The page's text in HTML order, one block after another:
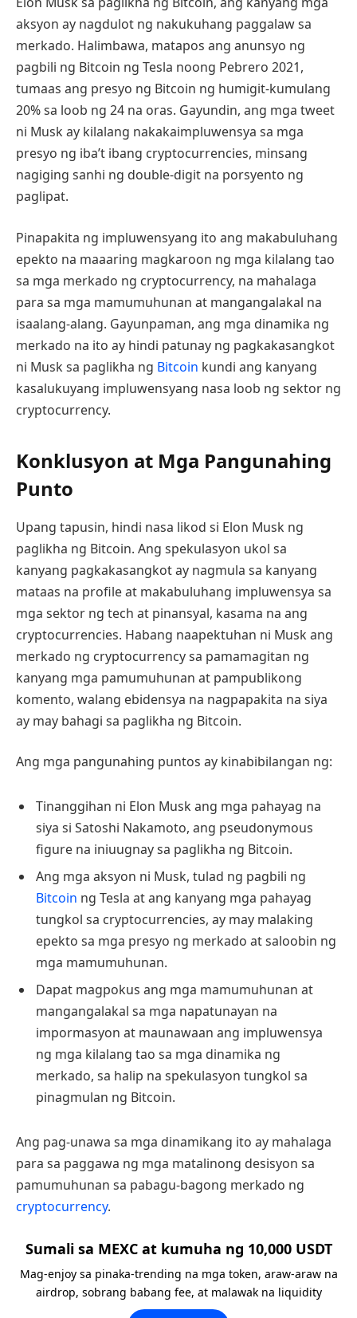
aksyon ay nagdulot ng nakukuhang paggalaw sa
merkado. Halimbawa, matapos ang anunsyo ng
pagbili ng Bitcoin ng Tesla noong Pebrero 2021,
tumaas ang presyo ng Bitcoin ng humigit-kumulang
20% sa loob ng 24 na oras. Gayundin, ang mga tweet
ni Musk ay kilalang nakakaimpluwensya sa mga
presyo ng iba’t ibang cryptocurrencies, minsang
nagiging sanhi ng double-digit na porsyento ng
paglipat.
Pinapakita ng impluwensyang ito ang makabuluhang
epekto na maaaring magkaroon ng mga kilalang tao
sa mga merkado ng cryptocurrency, na mahalaga
para sa mga mamumuhunan at mangangalakal na
isaalang-alang. Gayunpaman, ang mga dinamika ng
merkado na ito ay hindi patunay ng pagkakasangkot
ni Musk sa paglikha ng Bitcoin kundi ang kanyang
kasalukuyang impluwensyang nasa loob ng sektor ng
cryptocurrency.
Konklusyon at Mga Pangunahing
Punto
Upang tapusin, hindi nasa likod si Elon Musk ng
paglikha ng Bitcoin. Ang spekulasyon ukol sa
kanyang pagkakasangkot ay nagmula sa kanyang
mataas na profile at makabuluhang impluwensya sa
mga sektor ng tech at pinansyal, kasama na ang
cryptocurrencies. Habang naapektuhan ni Musk ang
merkado ng cryptocurrency sa pamamagitan ng
kanyang mga pamumuhunan at pampublikong
komento, walang ebidensya na nagpapakita na siya
ay may bahagi sa paglikha ng Bitcoin.
Ang mga pangunahing puntos ay kinabibilangan ng:
Tinanggihan ni Elon Musk ang mga pahayag na
siya si Satoshi Nakamoto, ang pseudonymous
figure na iniuugnay sa paglikha ng Bitcoin.
Ang mga aksyon ni Musk, tulad ng pagbili ng
Bitcoin ng Tesla at ang kanyang mga pahayag
tungkol sa cryptocurrencies, ay may malaking
epekto sa mga presyo ng merkado at saloobin ng
mga mamumuhunan.
Dapat magpokus ang mga mamumuhunan at
mangangalakal sa mga napatunayan na
impormasyon at maunawaan ang impluwensya
ng mga kilalang tao sa mga dinamika ng
merkado, sa halip na spekulasyon tungkol sa
pinagmulan ng Bitcoin.
Ang pag-unawa sa mga dinamikang ito ay mahalaga
para sa paggawa ng mga matalinong desisyon sa
pamumuhunan sa pabagu-bagong merkado ng
cryptocurrency.
Sumali sa MEXC at kumuha ng 10,000 USDT
Mag-enjoy sa pinaka-trending na mga token, araw-araw na
airdrop, sobrang babang fee, at malawak na liquidity